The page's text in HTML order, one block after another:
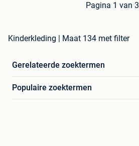
Pagina 1 van 3
Kinderkleding | Maat 134 met filter
Gerelateerde zoektermen
Populaire zoektermen